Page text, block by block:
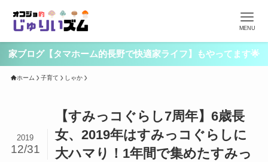
MENU
家ブログ【タマホーム的長野で快適家ライフ】もやってます🌟
ホーム 子育て しゃか
【すみっコぐらし7周年】6歳長
女、2019年はすみっコぐらしに
大ハマり！1年間で集めたすみっ
2019
12/31